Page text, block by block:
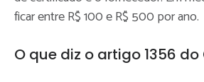
ficar entre R$ 100 e R$ 500 por ano.
O que diz o artigo 1356